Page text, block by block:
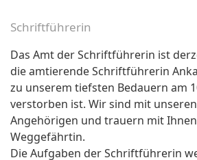
Schriftführerin
Das Amt der Schriftführerin ist
die amtierende Schriftführerin
zu unserem tiefsten Bedauern am
verstorben ist. Wir sind mit
Angehörigen und trauern mit
Weggefährtin.
Die Aufgaben der Schriftführerin